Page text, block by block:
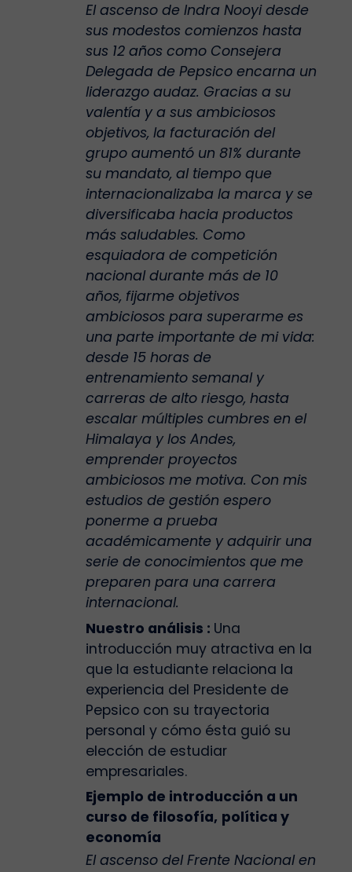
El ascenso de Indra Nooyi desde
sus modestos comienzos hasta
sus 12 años como Consejera
Delegada de Pepsico encarna un
liderazgo audaz. Gracias a su
valentía y a sus ambiciosos
objetivos, la facturación del
grupo aumentó un 81% durante
su mandato, al tiempo que
internacionalizaba la marca y se
diversificaba hacia productos
más saludables. Como
esquiadora de competición
nacional durante más de 10
años, fijarme objetivos
ambiciosos para superarme es
una parte importante de mi vida:
desde 15 horas de
entrenamiento semanal y
carreras de alto riesgo, hasta
escalar múltiples cumbres en el
Himalaya y los Andes,
emprender proyectos
ambiciosos me motiva. Con mis
estudios de gestión espero
ponerme a prueba
académicamente y adquirir una
serie de conocimientos que me
preparen para una carrera
internacional.
Nuestro análisis : Una
introducción muy atractiva en la
que la estudiante relaciona la
experiencia del Presidente de
Pepsico con su trayectoria
personal y cómo ésta guió su
elección de estudiar
empresariales.
Ejemplo de introducción a un
curso de filosofía, política y
economía
El ascenso del Frente Nacional en